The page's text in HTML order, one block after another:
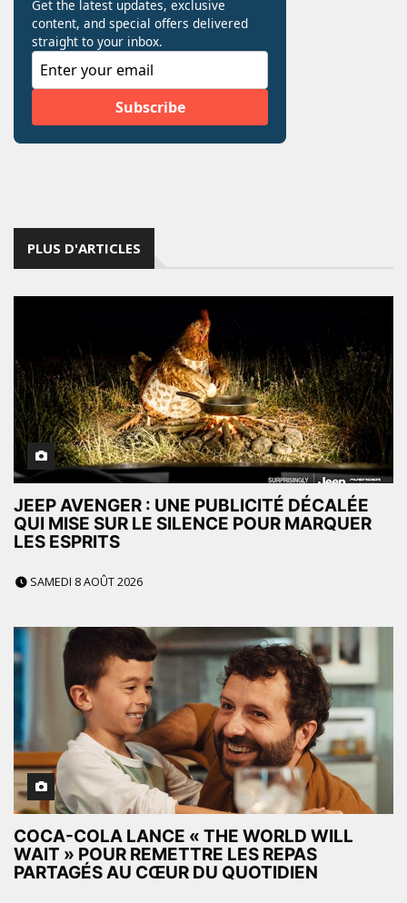
PLUS D'ARTICLES
JEEP AVENGER : UNE PUBLICITÉ DÉCALÉE
QUI MISE SUR LE SILENCE POUR MARQUER
LES ESPRITS
SAMEDI 8 AOÛT 2026
COCA-COLA LANCE « THE WORLD WILL
WAIT » POUR REMETTRE LES REPAS
PARTAGÉS AU CŒUR DU QUOTIDIEN